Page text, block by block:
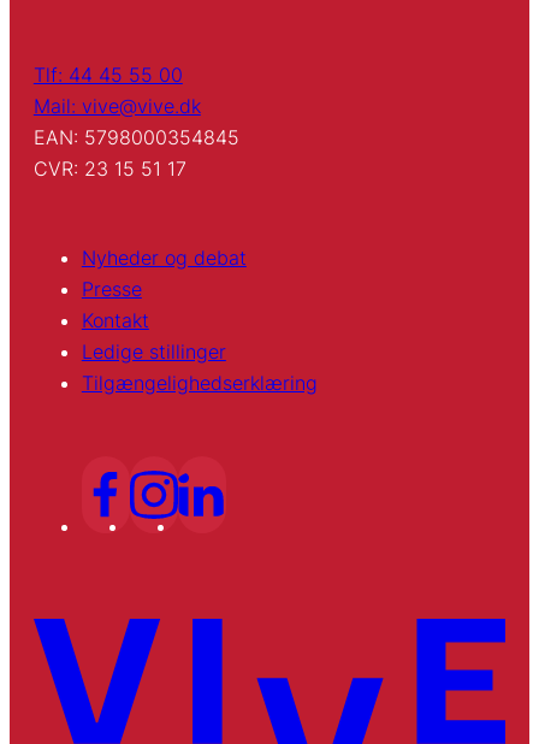
Tlf: 44 45 55 00
Mail: vive@vive.dk
EAN: 5798000354845
CVR: 23 15 51 17
Nyheder og debat
Presse
Kontakt
Ledige stillinger
Tilgængelighedserklæring